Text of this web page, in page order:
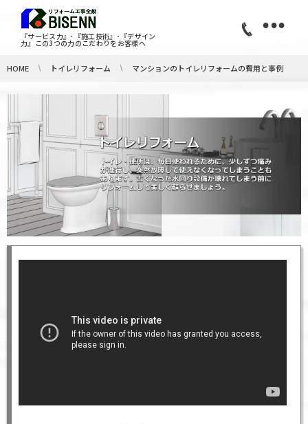
『サービス力』･『施工技術』･『デザイン
力』この3つの力のこだわりをお客様へ
•
HOME トイレリフォーム マンションのトイレリフォームの費用と事例
マンションのトイレリフォーム会社・トイレリフ
ォーム業者
トイレリフォーム・便器・ウォシュレット取替取